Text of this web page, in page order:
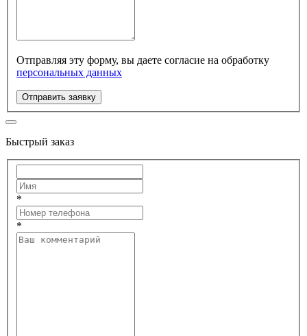
Отправляя эту форму, вы даете согласие на обработку
персональных данных
Отправить заявку
Быстрый заказ
*
*